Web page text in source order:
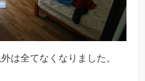
は全てなくなりました。